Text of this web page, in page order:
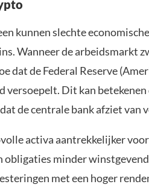
kunnen slechte
Wanneer de arbeidsmarkt
dat de Federal Reserve
versoepelt. Dit kan
de centrale bank afziet van
activa aantrekkelijker
obligaties minder
met een hoger